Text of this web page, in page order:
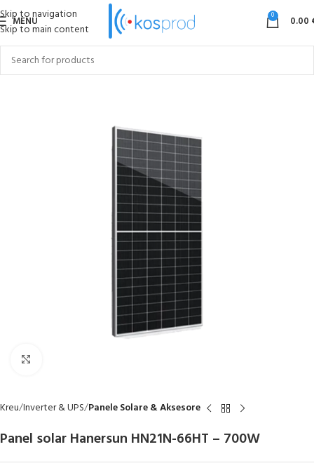
Skip to navigation
Skip to main content
MENU 0 0.00
Kreu Inverter & UPS Panele Solare & Aksesore
Panel solar Hanersun HN21N-66HT – 700W